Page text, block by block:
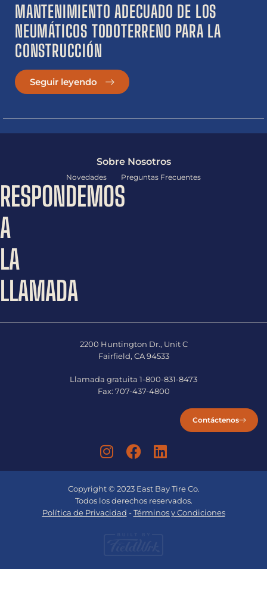
MANTENIMIENTO ADECUADO DE LOS
NEUMÁTICOS TODOTERRENO PARA LA
CONSTRUCCIÓN
Seguir leyendo
RESPONDEMOS
A
LA
LLAMADA
Sobre Nosotros
Novedades Preguntas Frecuentes
2200 Huntington Dr., Unit C
Fairfield, CA 94533
Llamada gratuita 1-800-831-8473
Fax: 707-437-4800
Contáctenos
Copyright © 2023 East Bay Tire Co.
Todos los derechos reservados.
Política de Privacidad -Términos y Condiciones